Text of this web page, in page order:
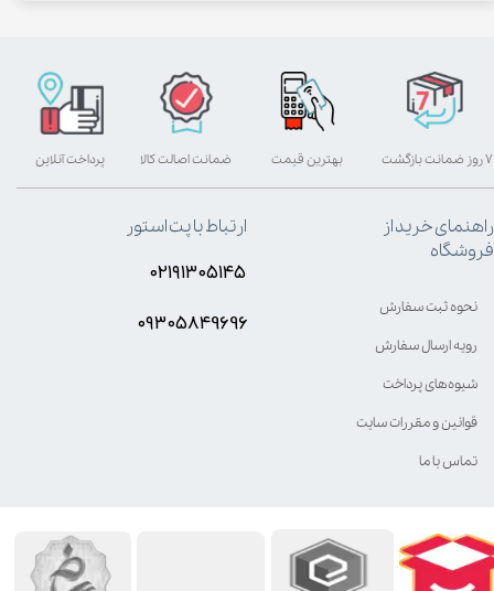
بهترین قیمت پرداخت آنلاین ۷ روز ضمانت بازگشت ضمانت اصالت کالا
راهنمای خرید از
فروشگاه
نحوه ثبت سفارش
رویه ارسال سفارش
شیوه‌های پرداخت
قوانین و مقررات سایت
تماس با ما
ارتباط با پت استور
۰۲۱۹۱۳۰۵۱۴۵
۰۹۳۰۵8۴9696